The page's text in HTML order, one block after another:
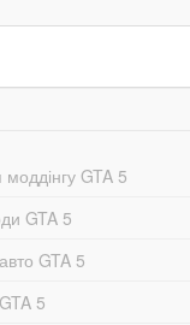
GTA 5
GTA 5
GTA 5
5